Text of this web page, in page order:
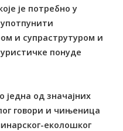
је потребно у
и супраструтуром и
понуде
једна од значајних
говори и чињеница
еколошког